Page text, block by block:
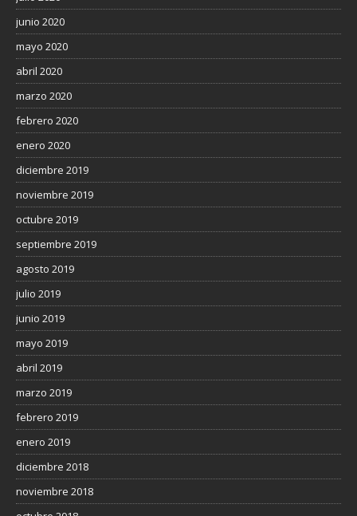
junio 2020
mayo 2020
abril 2020
marzo 2020
febrero 2020
enero 2020
diciembre 2019
noviembre 2019
octubre 2019
septiembre 2019
agosto 2019
julio 2019
junio 2019
mayo 2019
abril 2019
marzo 2019
febrero 2019
enero 2019
diciembre 2018
noviembre 2018